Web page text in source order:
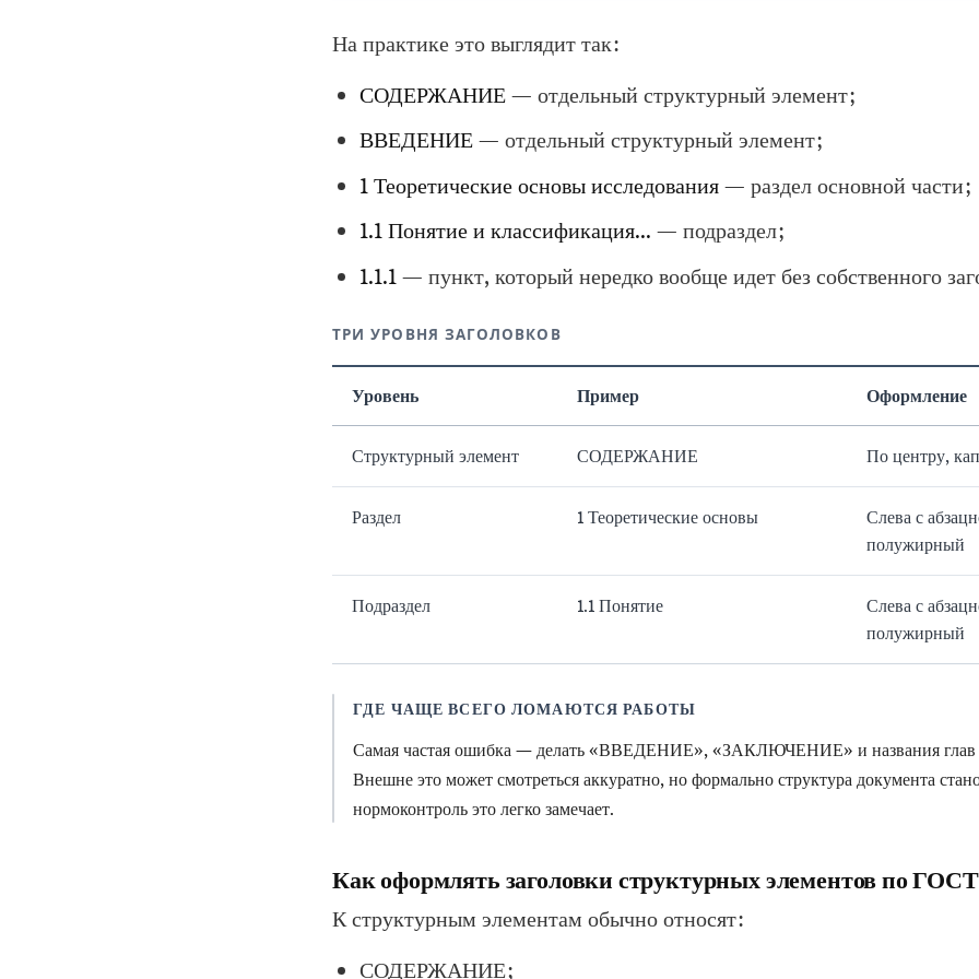
На практике это выглядит так:
СОДЕРЖАНИЕ— отдельный структурный элемент;
ВВЕДЕНИЕ— отдельный структурный элемент;
1 Теоретические основы исследования— раздел основной части;
1.1 Понятие и классификация... — подраздел;
1.1.1— пункт, который нередко вообще идет без собственного
ТРИ УРОВНЯ ЗАГОЛОВКОВ
Уровень Пример Оформление
Структурный элемент СОДЕРЖАНИЕ По центру,
Раздел 1 Теоретические основы
Слева с
полужирный
Подраздел 1.1 Понятие
Слева с
полужирный
ГДЕ ЧАЩЕ ВСЕГО ЛОМАЮТСЯ РАБОТЫ
Самая частая ошибка — делать «ВВЕДЕНИЕ», «ЗАКЛЮЧЕНИЕ» и названия глав
Внешне это может смотреться аккуратно, но формально структура документа
нормоконтроль это легко замечает.
Как оформлять заголовки структурных элементов по ГОСТ
К структурным элементам обычно относят:
СОДЕРЖАНИЕ;